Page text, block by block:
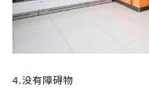
4.没有障碍物